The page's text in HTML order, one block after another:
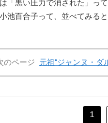
「黒い圧力で消された」っ
池百合子って、並べてみる
のページ 元祖“ジャンヌ・ダ
1